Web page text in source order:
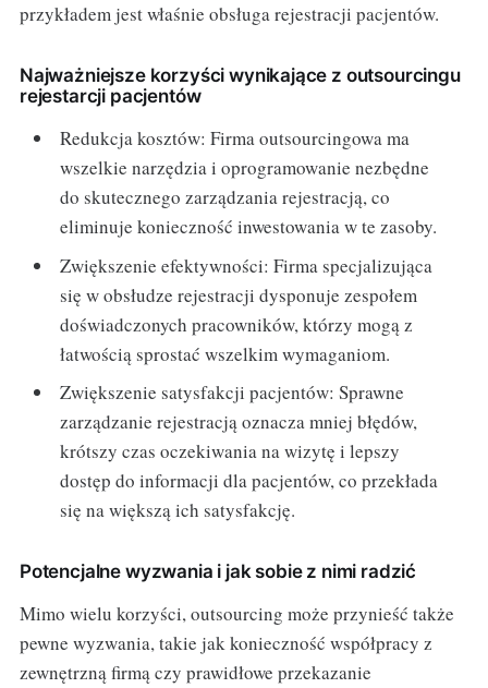
przykładem jest właśnie obsługa rejestracji pacjentów.
Najważniejsze korzyści wynikające z outsourcingu
rejestarcji pacjentów
Redukcja kosztów: Firma outsourcingowa ma
wszelkie narzędzia i oprogramowanie nezbędne
do skutecznego zarządzania rejestracją, co
eliminuje konieczność inwestowania w te zasoby.
Zwiększenie efektywności: Firma specjalizująca
się w obsłudze rejestracji dysponuje zespołem
doświadczonych pracowników, którzy mogą z
łatwością sprostać wszelkim wymaganiom.
Zwiększenie satysfakcji pacjentów: Sprawne
zarządzanie rejestracją oznacza mniej błędów,
krótszy czas oczekiwania na wizytę i lepszy
dostęp do informacji dla pacjentów, co przekłada
się na większą ich satysfakcję.
Potencjalne wyzwania i jak sobie z nimi radzić
Mimo wielu korzyści, outsourcing może przynieść także
pewne wyzwania, takie jak konieczność współpracy z
zewnętrzną firmą czy prawidłowe przekazanie